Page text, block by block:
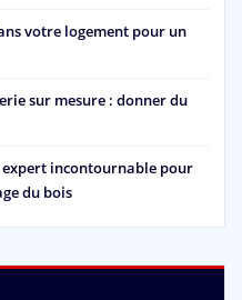
votre logement pour un
sur mesure : donner du
expert incontournable pour
du bois